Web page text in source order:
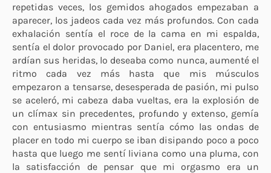
repetidas veces, los gemidos ahogados empezaban a
aparecer, los jadeos cada vez más profundos. Con cada
exhalación sentía el roce de la cama en mi espalda,
sentía el dolor provocado por Daniel, era placentero, me
ardían sus heridas, lo deseaba como nunca, aumenté el
ritmo cada vez más hasta que mis músculos
empezaron a tensarse, desesperada de pasión, mi pulso
se aceleró, mi cabeza daba vueltas, era la explosión de
un clímax sin precedentes, profundo y extenso, gemía
con entusiasmo mientras sentía cómo las ondas de
placer en todo mi cuerpo se iban disipando poco a poco
hasta que luego me sentí liviana como una pluma, con
la satisfacción de pensar que mi orgasmo era un